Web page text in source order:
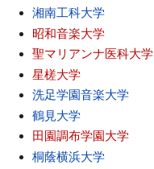
湘南工科大学
昭和音楽大学
聖マリアンナ医科大学
星槎大学
洗足学園音楽大学
鶴見大学
田園調布学園大学
桐蔭横浜大学